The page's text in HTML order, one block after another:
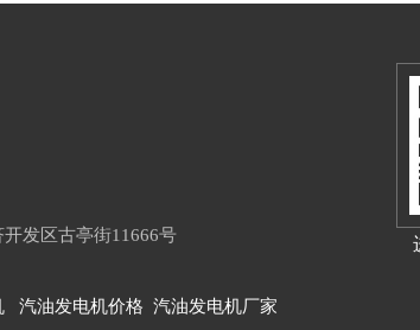
发区古亭街11666号
汽油发电机价格 汽油发电机厂家